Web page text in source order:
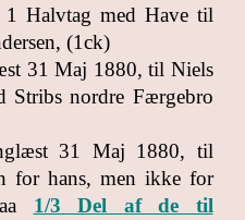
Halvtag med Have til
(1ck)
31 Maj 1880, til Niels
Stribs nordre Færgebro
31 Maj 1880, til
for hans, men ikke for
1/3 Del af de til